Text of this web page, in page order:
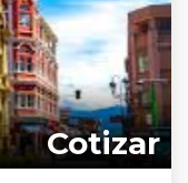
Cotizar